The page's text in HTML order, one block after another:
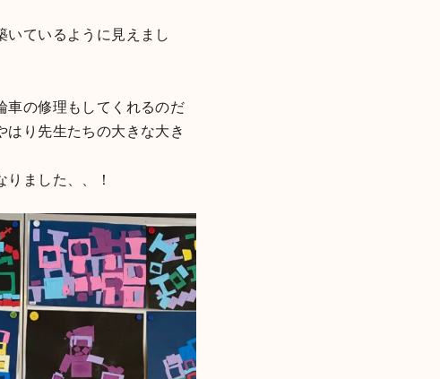
いているように見えまし
車の修理もしてくれるのだ
はり先生たちの大きな大き
ました、、！